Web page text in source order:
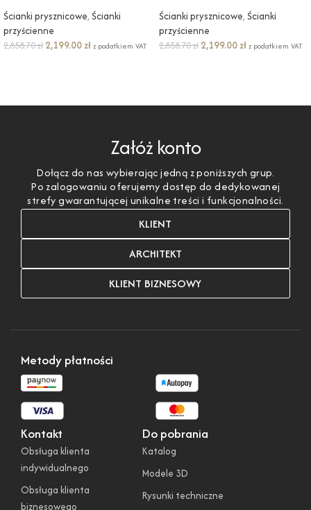
Ścianki prysznicowe, Ścianki
przyścienne
2,858.70zł 2,199.00 złz podatkiem VAT
Ścianki prysznicowe, Ścianki
przyścienne
2,858.70zł 2,199.00 złz podatkiem VAT
Załóż konto
Dołącz do nas wybierając jedną z poniższych grup.
Po zalogowaniu oferujemy dostęp do dedykowanej
strefy gwarantującej unikalne treści i funkcjonalności.
KLIENT
ARCHITEKT
KLIENT BIZNESOWY
Kontakt
Obsługa klienta
indywidualnego
Obsługa klienta
biznesowego
Do pobrania
Katalog
Modele 3D
Rysunki techniczne
Metody płatności